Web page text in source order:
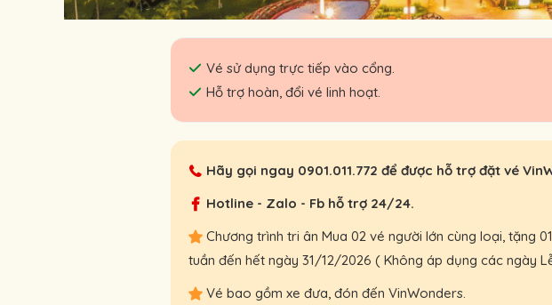
Vé sử dụng trực tiếp vào cổng.
Hỗ trợ hoàn, đổi vé linh hoạt.
Hãy gọi ngay 0901.011.772 để được hỗ trợ đặt vé
Hotline - Zalo - Fb hỗ trợ 24/24.
Chương trình tri ân Mua 02 vé người lớn cùng loại, tặng
tuần đến hết ngày 31/12/2026 ( Không áp dụng các ngày
Vé bao gồm xe đưa, đón đến VinWonders.